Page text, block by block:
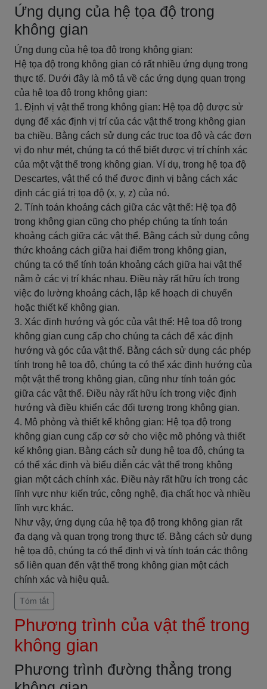
Ứng dụng của hệ tọa độ trong
không gian
Ứng dụng của hệ tọa độ trong không gian:
Hệ tọa độ trong không gian có rất nhiều ứng dụng trong
thực tế. Dưới đây là mô tả về các ứng dụng quan trọng
của hệ tọa độ trong không gian:
1. Định vị vật thể trong không gian: Hệ tọa độ được sử
dụng để xác định vị trí của các vật thể trong không gian
ba chiều. Bằng cách sử dụng các trục tọa độ và các đơn
vị đo như mét, chúng ta có thể biết được vị trí chính xác
của một vật thể trong không gian. Ví dụ, trong hệ tọa độ
Descartes, vật thể có thể được định vị bằng cách xác
định các giá trị tọa độ (x, y, z) của nó.
2. Tính toán khoảng cách giữa các vật thể: Hệ tọa độ
trong không gian cũng cho phép chúng ta tính toán
khoảng cách giữa các vật thể. Bằng cách sử dụng công
thức khoảng cách giữa hai điểm trong không gian,
chúng ta có thể tính toán khoảng cách giữa hai vật thể
nằm ở các vị trí khác nhau. Điều này rất hữu ích trong
việc đo lường khoảng cách, lập kế hoạch di chuyển
hoặc thiết kế không gian.
3. Xác định hướng và góc của vật thể: Hệ tọa độ trong
không gian cung cấp cho chúng ta cách để xác định
hướng và góc của vật thể. Bằng cách sử dụng các phép
tính trong hệ tọa độ, chúng ta có thể xác định hướng của
một vật thể trong không gian, cũng như tính toán góc
giữa các vật thể. Điều này rất hữu ích trong việc định
hướng và điều khiển các đối tượng trong không gian.
4. Mô phỏng và thiết kế không gian: Hệ tọa độ trong
không gian cung cấp cơ sở cho việc mô phỏng và thiết
kế không gian. Bằng cách sử dụng hệ tọa độ, chúng ta
có thể xác định và biểu diễn các vật thể trong không
gian một cách chính xác. Điều này rất hữu ích trong các
lĩnh vực như kiến trúc, công nghệ, địa chất học và nhiều
lĩnh vực khác.
Như vậy, ứng dụng của hệ tọa độ trong không gian rất
đa dạng và quan trọng trong thực tế. Bằng cách sử dụng
hệ tọa độ, chúng ta có thể định vị và tính toán các thông
số liên quan đến vật thể trong không gian một cách
chính xác và hiệu quả.
Tóm tắt
Phương trình của vật thể trong
không gian
Phương trình đường thẳng trong